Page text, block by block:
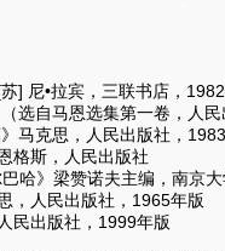
] 尼•拉宾，三联书店，
选自马恩选集第一卷，人民
马克思，人民出版社，
格斯，人民出版社
巴哈》梁赞诺夫主编，南京
，人民出版社，1965年版
民出版社，1999年版